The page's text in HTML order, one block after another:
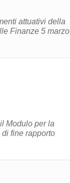
attuativi della
Finanze 5 marzo
Modulo per la
fine rapporto